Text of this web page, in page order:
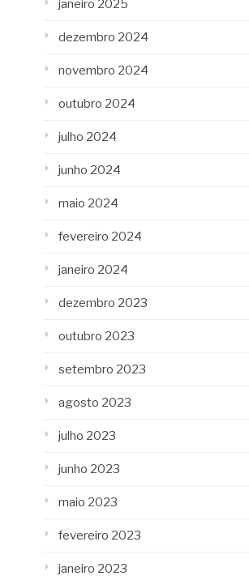
janeiro 2025
dezembro 2024
novembro 2024
outubro 2024
julho 2024
junho 2024
maio 2024
fevereiro 2024
janeiro 2024
dezembro 2023
outubro 2023
setembro 2023
agosto 2023
julho 2023
junho 2023
maio 2023
fevereiro 2023
janeiro 2023